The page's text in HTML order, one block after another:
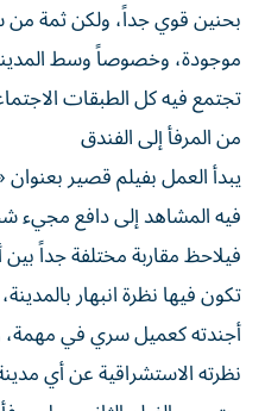
بحنين قوي جداً، ولكن ثمة
موجودة، وخصوصاً وسط
تجتمع فيه كل الطبقات
من المرفأ إلى الفندق
يبدأ العمل بفيلم قصير
فيه المشاهد إلى دافع مجيء
فيلاحظ مقاربة مختلفة جداً بين
تكون فيها نظرة انبهار
أجندته كعميل سري في مهمة،
نظرته الاستشراقية عن أي